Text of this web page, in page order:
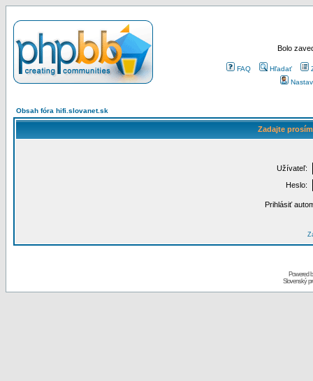
Bolo
FAQ Hľadať
Obsah fóra hifi.slovanet.sk
Zadajte
Užívateľ:
Heslo:
Prihlásiť
Powered
Slovenský